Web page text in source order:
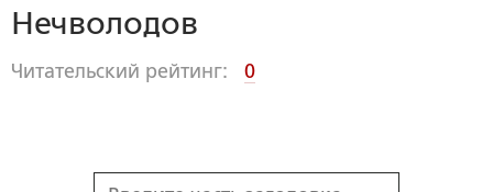
Нечволодов
Читательский рейтинг: 0